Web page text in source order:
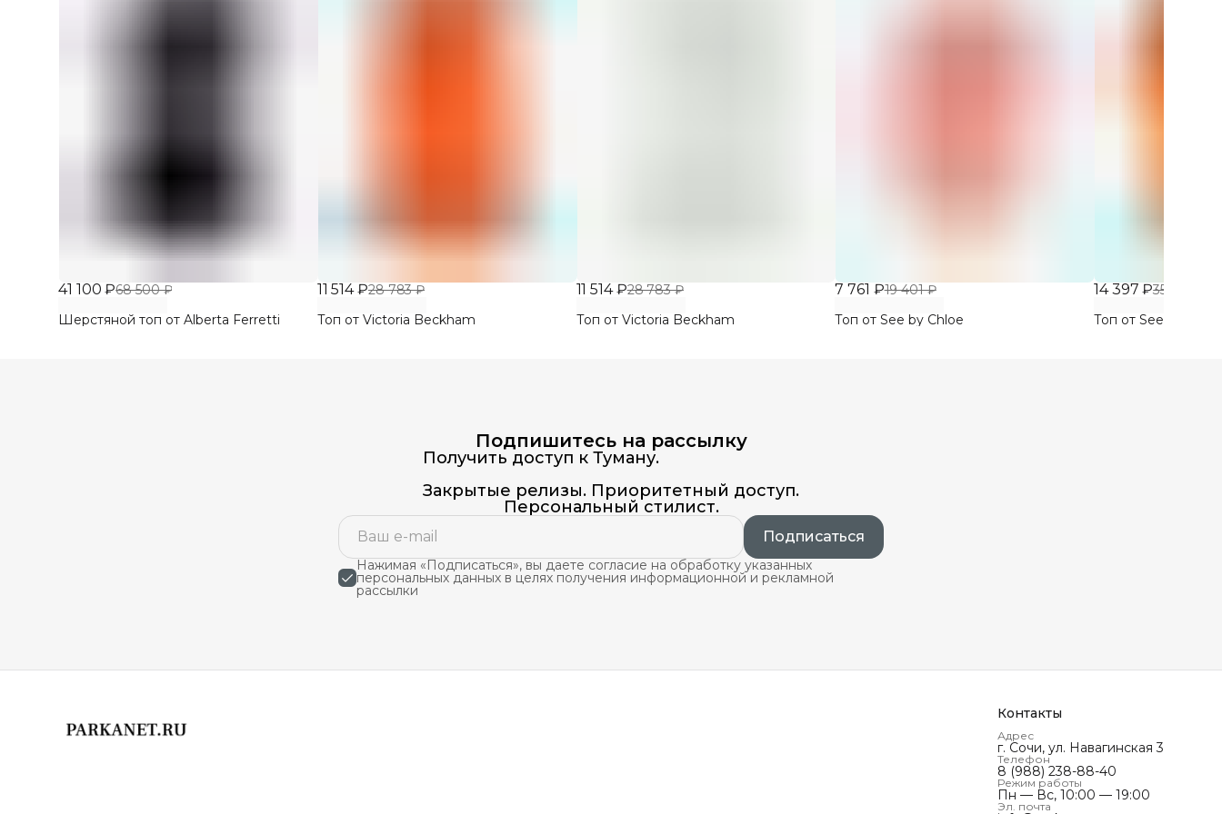
41 100 ₽68 500 ₽
Шерстяной топ от Alberta Ferretti
11 514 ₽28 783 ₽
Топ от Victoria Beckham
11 514 ₽28 783 ₽
Топ от Victoria Beckham
7 761 ₽19 401 ₽
Топ от See by Chloe
14 397 ₽35 991 ₽
Топ от See by Chloe
Подпишитесь на рассылку
Получить доступ к Туману.
Закрытые релизы. Приоритетный доступ.
Персональный стилист.
Подписаться
Нажимая «Подписаться», вы даете согласие на обработку указанных
персональных данных в целях получения информационной и рекламной
рассылки
Контакты
Адрес
г. Сочи, ул. Навагинская 3
Телефон
8 (988) 238-88-40
Режим работы
Пн — Вс, 10:00 — 19:00
Эл. почта